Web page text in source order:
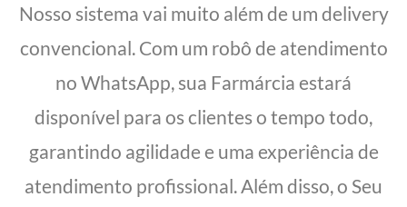
Nosso sistema vai muito além de um delivery
convencional. Com um robô de atendimento
no WhatsApp, sua Farmárcia estará
disponível para os clientes o tempo todo,
garantindo agilidade e uma experiência de
atendimento profissional. Além disso, o Seu